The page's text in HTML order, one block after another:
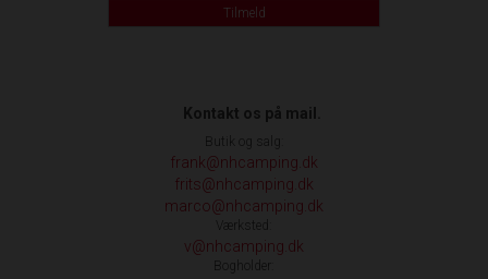
Tilmeld
Kontakt os på mail.
Butik og salg:
frank@nhcamping.dk
frits@nhcamping.dk
marco@nhcamping.dk
Værksted:
v@nhcamping.dk
Bogholder: